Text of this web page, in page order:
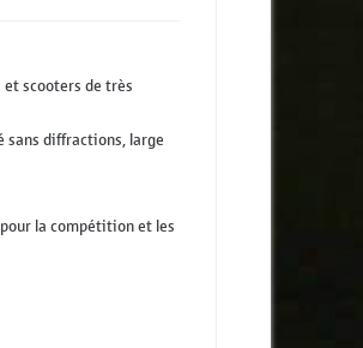
scooters de très
sans diffractions, large
la compétition et les